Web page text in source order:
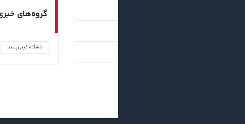
گروه‌های
باشگاه گیتی‌پسند